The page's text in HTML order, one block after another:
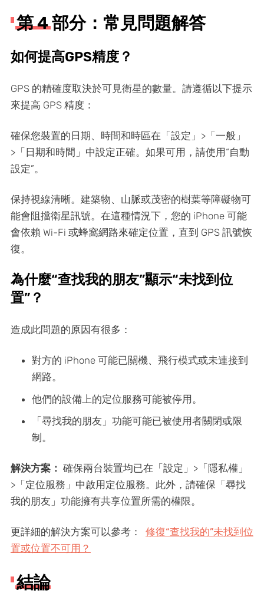
第 4 部分：常見問題解答
如何提高GPS精度？
GPS 的精確度取決於可見衛星的數量。請遵循以下提示
來提高 GPS 精度：
確保您裝置的日期、時間和時區在「設定」>「一般」
>「日期和時間」中設定正確。如果可用，請使用“自動
設定”。
保持視線清晰。建築物、山脈或茂密的樹葉等障礙物可
能會阻擋衛星訊號。在這種情況下，您的 iPhone 可能
會依賴 Wi-Fi 或蜂窩網路來確定位置，直到 GPS 訊號恢
復。
為什麼“查找我的朋友”顯示“未找到位
置”？
造成此問題的原因有很多：
對方的 iPhone 可能已關機、飛行模式或未連接到
網路。
他們的設備上的定位服務可能被停用。
「尋找我的朋友」功能可能已被使用者關閉或限
制。
解決方案： 確保兩台裝置均已在「設定」>「隱私權」
>「定位服務」中啟用定位服務。此外，請確保「尋找
我的朋友」功能擁有共享位置所需的權限。
更詳細的解決方案可以參考： 修復“查找我的”未找到位
置或位置不可用？
結論